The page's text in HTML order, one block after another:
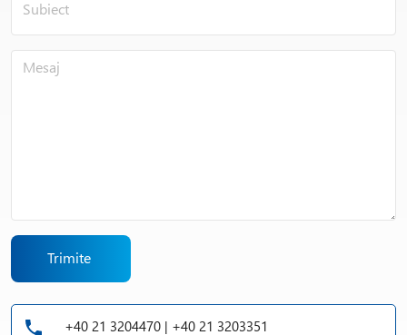
Trimite
+40 21 3204470 | +40 21 3203351